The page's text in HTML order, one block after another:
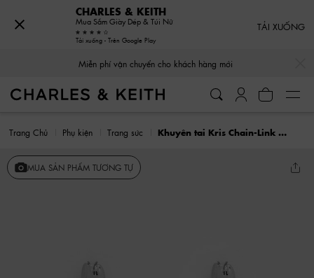
Miễn phí vận chuyển cho khách hàng mới
Trang Chủ Phụ kiện Trang sức Khuyên tai Kris Chain-Link Drop
MUA SẢN PHẨM TƯƠNG TỰ
CHARLES & KEITH
Mua Sắm Giày Dép & Túi Nữ
Tải xuống - Trên Google Play
TẢI XUỐNG